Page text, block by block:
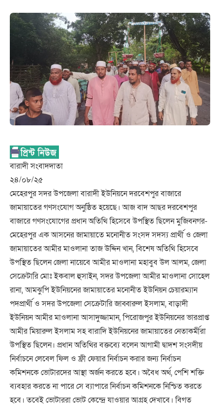
বারাদী সংবাদদাতা
২৪/০৮/২৫
মেহেরপুর সদর উপজেলা বারাদী ইউনিয়নে দরবেশপুর বাজারে
জামায়াতের গণসংযোগ অনুষ্ঠিত হয়েছে। আজ বাদ আছর দরবেশপুর
বাজারে গণসংযোগের প্রধান অতিথি হিসেবে উপস্থিত ছিলেন মুজিবনগর-
মেহেরপুর এক আসনের জামায়াতে মনোনীত সংসদ সদস্য প্রার্থী ও জেলা
জামায়াতের আমীর মাওলানা তাজ উদ্দিন খান, বিশেষ অতিথি হিসেবে
উপস্থিত ছিলেন জেলা নায়েবে আমীর মাওলানা মহাবুব উল আলম, জেলা
সেক্রেটারি মোঃ ইকবাল হুসাইন, সদর উপজেলা আমীর মাওলানা সোহেল
রানা, আমঝুপি ইউনিয়নের জামায়াতের মনোনীত ইউনিয়ন চেয়ারম্যান
পদপ্রার্থী ও সদর উপজেলা সেক্রেটারি জাব্বারুল ইসলাম, বাড়াদী
ইউনিয়ন আমীর মাওলানা আসাদুজ্জামান, পিরোজপুর ইউনিয়নের ভারপ্রাপ্ত
আমীর মিয়ারুল ইসলাম সহ বারাদি ইউনিয়নের জামায়াতের নেতাকর্মীরা
উপস্থিত ছিলেন। প্রধান অতিথির বক্তব্যে বলেন আগামী দ্বাদশ সংসদীয়
নির্বাচনে লেবেল ফিল ও ফ্রী ফেয়ার নির্বাচন করার জন্য নির্বাচন
কমিশনকে ভোটারদের আস্থা অর্জন করতে হবে। অবৈধ অর্থ, পেশি শক্তি
ব্যবহার করতে না পারে সে ব্যাপারে নির্বাচন কমিশনকে নিশ্চিত করতে
হবে। তবেই ভোটাররা ভোট কেন্দ্রে যাওয়ার আগ্রহ দেখাবে। বিগত